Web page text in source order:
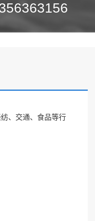
、交通、食品等行